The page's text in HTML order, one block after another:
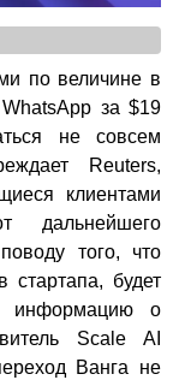
по величине в
за $19
не совсем
Reuters,
клиентами
дальнейшего
того, что
стартапа, будет
информацию о
Scale AI
Ванга не